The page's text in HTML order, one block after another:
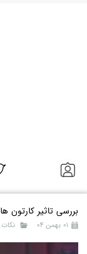
بررسی تاثیر کارتون
۰۱ بهمن ۰۴